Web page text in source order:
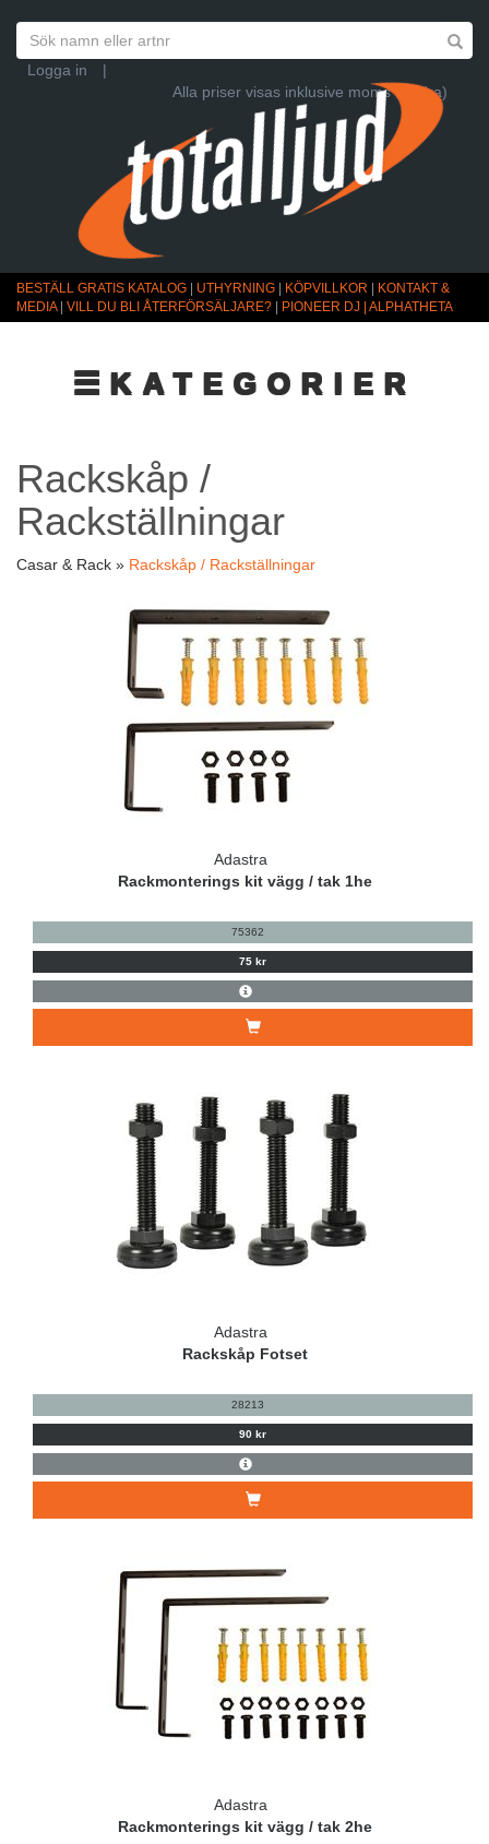
Logga in
|
Alla priser visas inklusive moms (Ändra)
BESTÄLL GRATIS KATALOG UTHYRNING KÖPVILLKOR
KONTAKT &
MEDIA| VILL DU BLI ÅTERFÖRSÄLJARE? PIONEER DJ | ALPHATHETA
☰KATEGORIER
Rackskåp /
Rackställningar
Casar & Rack » Rackskåp / Rackställningar
Adastra
Rackmonterings kit vägg / tak 1he
75362
75 kr
Adastra
Rackskåp Fotset
28213
90 kr
Adastra
Rackmonterings kit vägg / tak 2he